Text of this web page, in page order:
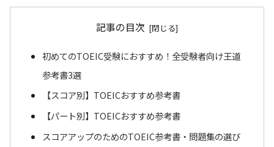
記事の目次
初めてのTOEIC受験におすすめ！全受験者向け王道
参考書3選
【スコア別】TOEICおすすめ参考書
【パート別】TOEICおすすめ参考書
スコアアップのためのTOEIC参考書・問題集の選び